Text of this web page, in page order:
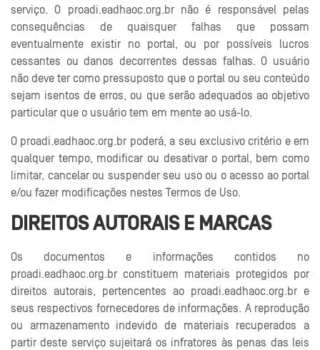
serviço. O proadi.eadhaoc.org.br não é responsável pelas
consequências de quaisquer falhas que possam
eventualmente existir no portal, ou por possíveis lucros
cessantes ou danos decorrentes dessas falhas. O usuário
não deve ter como pressuposto que o portal ou seu conteúdo
sejam isentos de erros, ou que serão adequados ao objetivo
particular que o usuário tem em mente ao usá-lo.
O proadi.eadhaoc.org.br poderá, a seu exclusivo critério e em
qualquer tempo, modificar ou desativar o portal, bem como
limitar, cancelar ou suspender seu uso ou o acesso ao portal
e/ou fazer modificações nestes Termos de Uso.
DIREITOS AUTORAIS E MARCAS
Os documentos e informações contidos no
proadi.eadhaoc.org.br constituem materiais protegidos por
direitos autorais, pertencentes ao proadi.eadhaoc.org.br e
seus respectivos fornecedores de informações. A reprodução
ou armazenamento indevido de materiais recuperados a
partir deste serviço sujeitará os infratores às penas das leis